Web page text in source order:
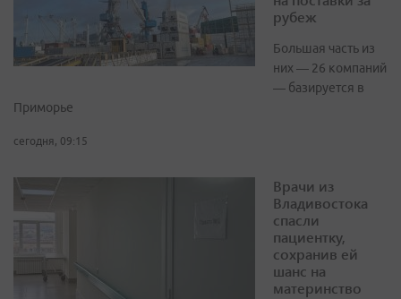
рубеж
Большая часть из
них — 26 компаний
— базируется в
Приморье
сегодня, 09:15
Врачи из
Владивостока
спасли
пациентку,
сохранив ей
шанс на
материнство